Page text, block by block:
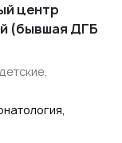
центр
(бывшая ДГБ